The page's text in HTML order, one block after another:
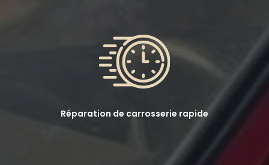
Réparation de carrosserie rapide